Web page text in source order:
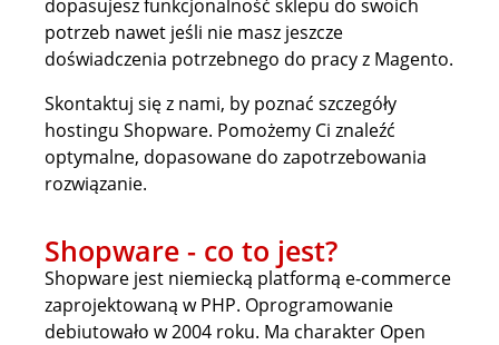
dopasujesz funkcjonalność sklepu do swoich
potrzeb nawet jeśli nie masz jeszcze
doświadczenia potrzebnego do pracy z Magento.
Skontaktuj się z nami, by poznać szczegóły
hostingu Shopware. Pomożemy Ci znaleźć
optymalne, dopasowane do zapotrzebowania
rozwiązanie.
Shopware - co to jest?
Shopware jest niemiecką platformą e-commerce
zaprojektowaną w PHP. Oprogramowanie
debiutowało w 2004 roku. Ma charakter Open